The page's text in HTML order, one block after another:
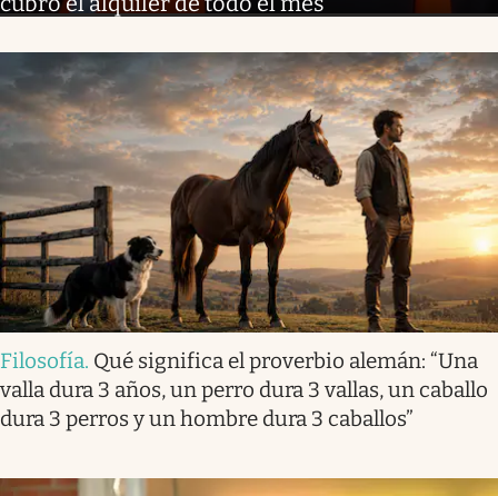
Filosofía. Qué significa el proverbio alemán: “Una
valla dura 3 años, un perro dura 3 vallas, un caballo
dura 3 perros y un hombre dura 3 caballos”